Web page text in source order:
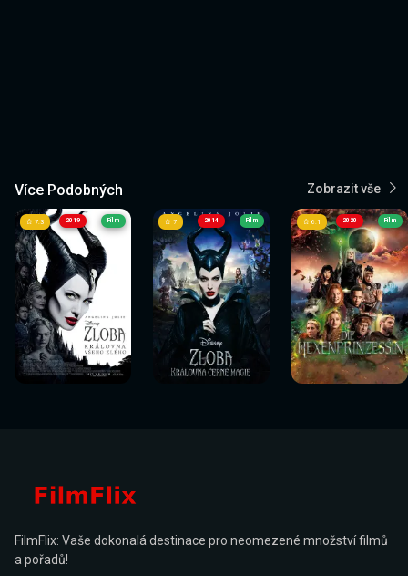
Více Podobných Zobrazit vše
2019
Sledovat
nyní
7.3 Film
Sledovat
nyní
2014
Sledovat
nyní
7 Film
Sledovat
nyní
2020
Sledovat
nyní
6.1 Film
Sledovat
nyní
FilmFlix: Vaše dokonalá destinace pro neomezené množství filmů
a pořadů!